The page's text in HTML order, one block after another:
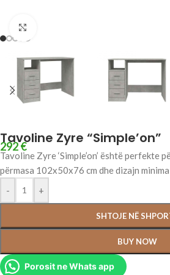
Tavoline Zyre “Simple’on”
292€
Tavoline Zyre ‘Simple’on’ është perfekte
përmasa 102x50x76 cm dhe dizajn
-
+
SHTOJE NË
BUY NOW
Porosit ne Whats app